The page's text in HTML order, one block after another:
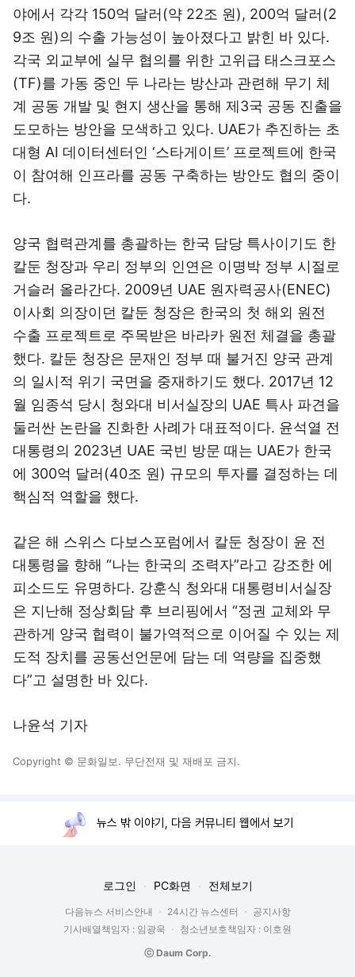
야에서 각각 150억 달러(약 22조 원), 200억 달러(2
9조 원)의 수출 가능성이 높아졌다고 밝힌 바 있다.
각국 외교부에 실무 협의를 위한 고위급 태스크포스
(TF)를 가동 중인 두 나라는 방산과 관련해 무기 체
계 공동 개발 및 현지 생산을 통해 제3국 공동 진출을
도모하는 방안을 모색하고 있다. UAE가 추진하는 초
대형 AI 데이터센터인 ‘스타게이트’ 프로젝트에 한국
이 참여해 인프라를 공동 구축하는 방안도 협의 중이
다.
양국 협력관계를 총괄하는 한국 담당 특사이기도 한
칼둔 청장과 우리 정부의 인연은 이명박 정부 시절로
거슬러 올라간다. 2009년 UAE 원자력공사(ENEC)
이사회 의장이던 칼둔 청장은 한국의 첫 해외 원전
수출 프로젝트로 주목받은 바라카 원전 체결을 총괄
했다. 칼둔 청장은 문재인 정부 때 불거진 양국 관계
의 일시적 위기 국면을 중재하기도 했다. 2017년 12
월 임종석 당시 청와대 비서실장의 UAE 특사 파견을
둘러싼 논란을 진화한 사례가 대표적이다. 윤석열 전
대통령의 2023년 UAE 국빈 방문 때는 UAE가 한국
에 300억 달러(40조 원) 규모의 투자를 결정하는 데
핵심적 역할을 했다.
같은 해 스위스 다보스포럼에서 칼둔 청장이 윤 전
대통령을 향해 “나는 한국의 조력자”라고 강조한 에
피소드도 유명하다. 강훈식 청와대 대통령비서실장
은 지난해 정상회담 후 브리핑에서 “정권 교체와 무
관하게 양국 협력이 불가역적으로 이어질 수 있는 제
도적 장치를 공동선언문에 담는 데 역량을 집중했
다”고 설명한 바 있다.
나윤석 기자
Copyright © 문화일보. 무단전재 및 재배포 금지.
뉴스 밖 이야기, 다음 커뮤니티 웹에서 보기
로그인 PC화면 전체보기
다음뉴스 서비스안내 24시간 뉴스센터
공지사항
기사배열책임자 : 임광욱
청소년보호책임자 : 이호원
ⓒ Daum Corp.